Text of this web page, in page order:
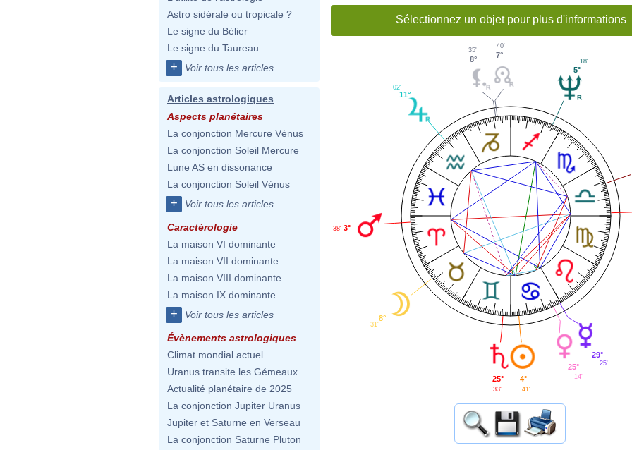
Astro sidérale ou tropicale ?
Le signe du Bélier
Le signe du Taureau
+ Voir tous les articles
Articles astrologiques
Aspects planétaires
La conjonction Mercure Vénus
La conjonction Soleil Mercure
Lune AS en dissonance
La conjonction Soleil Vénus
+ Voir tous les articles
Caractérologie
La maison VI dominante
La maison VII dominante
La maison VIII dominante
La maison IX dominante
+ Voir tous les articles
Évènements astrologiques
Climat mondial actuel
Uranus transite les Gémeaux
Actualité planétaire de 2025
La conjonction Jupiter Uranus
Jupiter et Saturne en Verseau
La conjonction Saturne Pluton
Sélectionnez un objet pour plus d'informations
5°
18'
7°
40'
8°
35'
11°
02'
3°
38'
8°
31'
25°
33'
4°
41'
25°
14'
29°
25'